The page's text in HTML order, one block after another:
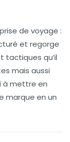
de voyage :
et regorge
tactiques qu’il
mais aussi
à mettre en
marque en un